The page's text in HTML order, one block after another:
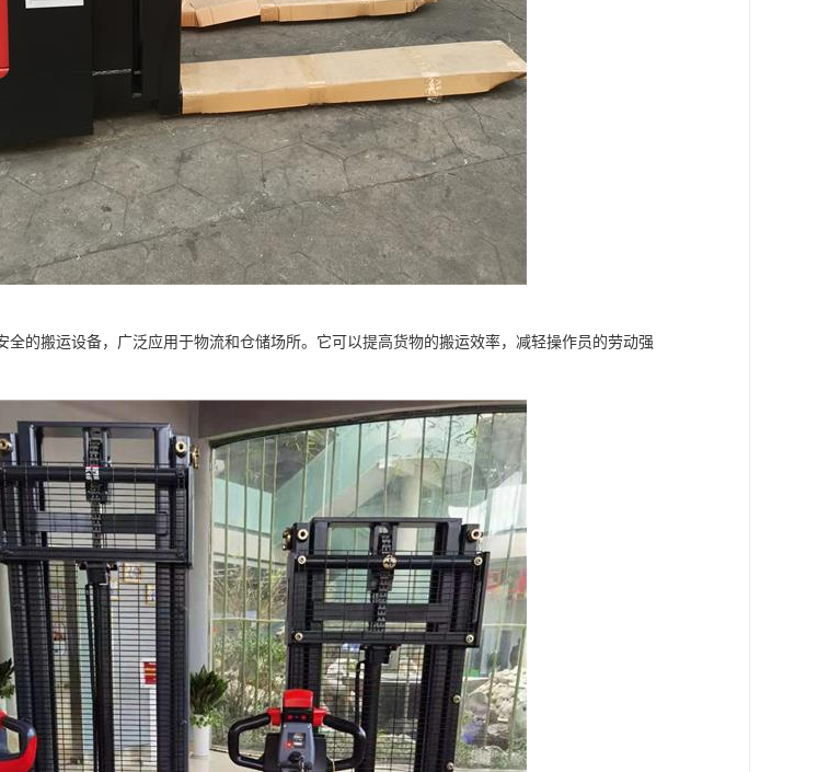
全的搬运设备，广泛应用于物流和仓储场所。它可以提高货物的搬运效率，减轻操作员的劳动强